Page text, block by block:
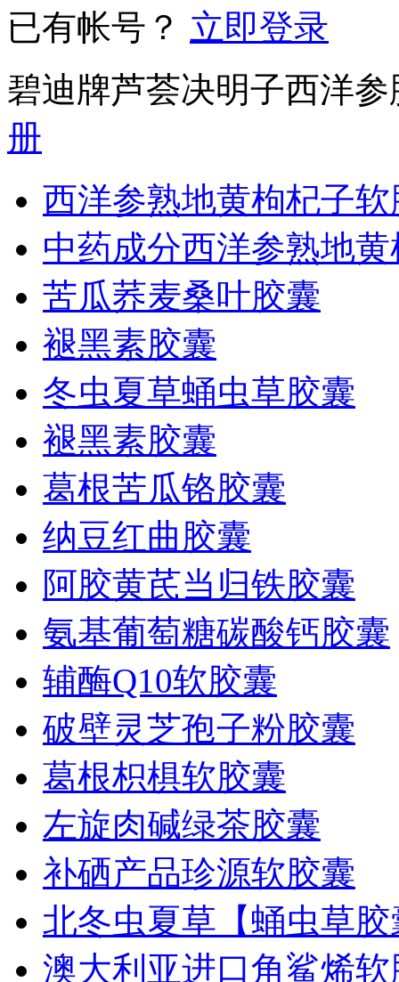
已有帐号？ 立即登录
碧迪牌芦荟决明子西洋
册
西洋参熟地黄枸杞子软
中药成分西洋参熟地
苦瓜荞麦桑叶胶囊
褪黑素胶囊
冬虫夏草蛹虫草胶囊
褪黑素胶囊
葛根苦瓜铬胶囊
纳豆红曲胶囊
阿胶黄芪当归铁胶囊
氨基葡萄糖碳酸钙胶囊
辅酶Q10软胶囊
破壁灵芝孢子粉胶囊
葛根枳椇软胶囊
左旋肉碱绿茶胶囊
补硒产品珍源软胶囊
北冬虫夏草【蛹虫草胶
澳大利亚进口角鲨烯软